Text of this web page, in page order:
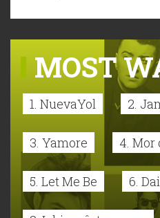
MOST
1. NuevaYol 2.
3. Yamore 4. Mor
5. Let Me Be 6.